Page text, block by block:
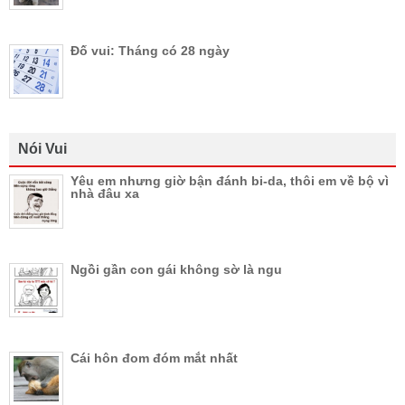
Đố vui: Tháng có 28 ngày
Nói Vui
Yêu em nhưng giờ bận đánh bi-da, thôi em về bộ vì
nhà đâu xa
Ngồi gần con gái không sờ là ngu
Cái hôn đom đóm mắt nhất